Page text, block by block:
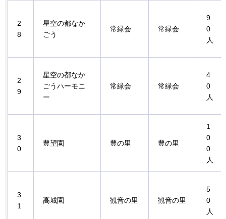
2
8
星空の都なか
ごう
常緑会 常緑会
9
0
人
2
9
星空の都なか
ごうハーモニ
ー
常緑会 常緑会
4
0
人
3
0
豊望園 豊の里 豊の里
1
0
0
人
3
1
高城園 観音の里 観音の里
5
0
人